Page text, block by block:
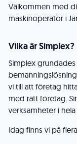
Välkommen med
maskinoperatör i
Vilka är Simplex?
Simplex
vi till att företag
med rätt företag.
verksamheter i hela
Idag finns vi på